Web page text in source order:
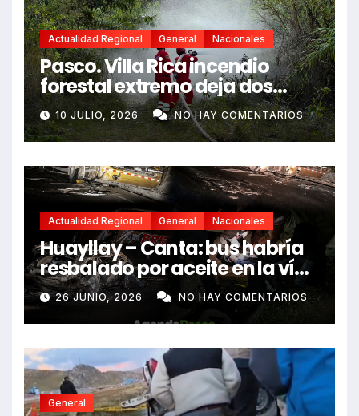
Actualidad Regional General Nacionales
Pasco. Villa Rica incendio
forestal extremo deja dos
fallecidos y heridos
10 JULIO, 2026 NO HAY COMENTARIOS
Actualidad Regional General Nacionales
Huayllay – Canta: bus habría
resbalado por aceite en la vía
e impactó auto siniestrado
dejando dos fallecidos
26 JUNIO, 2026 NO HAY COMENTARIOS
General